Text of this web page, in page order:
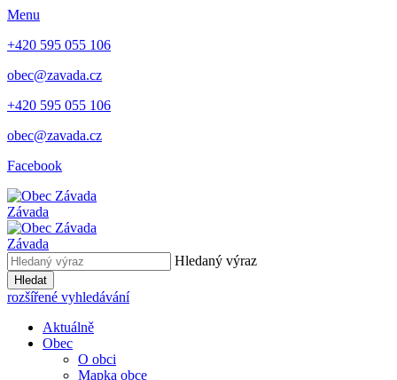
Menu
+420 595 055 106
obec@zavada.cz
+420 595 055 106
obec@zavada.cz
Facebook
Závada
Závada
Hledaný výraz
Hledat
rozšířené vyhledávání
Aktuálně
Obec
O obci
Mapka obce